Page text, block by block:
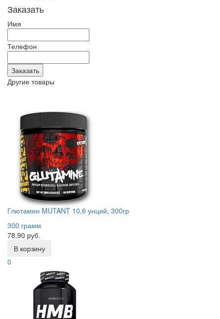
Заказать
Имя
Телефон
Другие товары
Глютамин MUTANT 10,6 унций, 300гр
300 грамм
78.90 руб.
В корзину
0